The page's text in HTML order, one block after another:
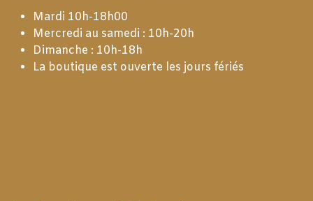
Mardi 10h-18h00
Mercredi au samedi : 10h-20h
Dimanche : 10h-18h
La boutique est ouverte les jours fériés